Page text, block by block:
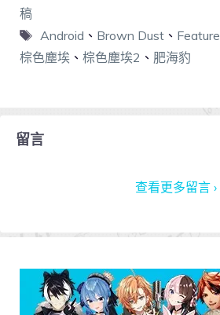
稿
Android 、 Brown Dust、 Feature
棕色塵埃 、 棕色塵埃2 、 肥海豹
留言
查看更多留言 ›